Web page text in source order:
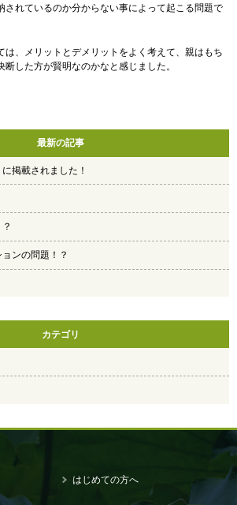
されているのか分からない事によって起こる問題で
は、メリットとデメリットをよく考えて、親はもち
した方が賢明なのかなと感じました。
最新の記事
掲載されました！
ンの問題！？
カテゴリ
はじめての方へ